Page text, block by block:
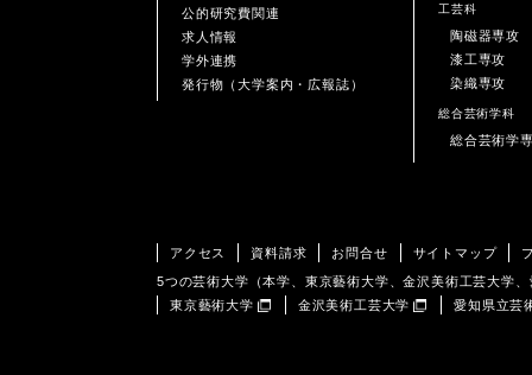
公的研究費関連
求人情報
学外連携
発行物（大学案内・広報誌）
工芸科
陶磁器専攻
漆工専攻
染織専攻
総合芸術学科
総合芸術学
アクセス 資料請求 お問合せ サイトマップ
5つの芸術大学（本学、東京藝術大学、金沢美術工芸大学
東京藝術大学
金沢美術工芸大学 愛知県立芸